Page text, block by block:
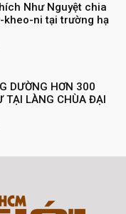
Như Nguyệt chia
kheo-ni tại trường hạ
DƯỜNG HƠN 300
TẠI LÀNG CHÙA ĐẠI